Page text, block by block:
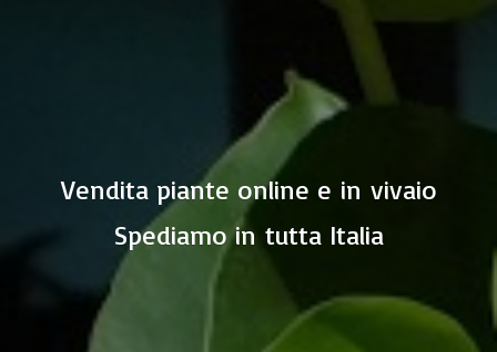
Vendita piante online e in vivaio
Spediamo in tutta Italia